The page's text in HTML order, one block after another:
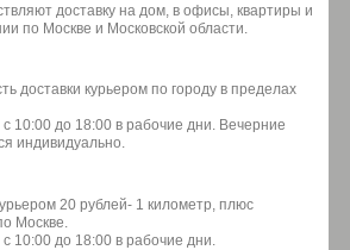
доставку на дом, в офисы, квартиры и
по Москве и Московской области.
доставки курьером по городу в пределах
10:00 до 18:00 в рабочие дни. Вечерние
индивидуально.
20 рублей- 1 километр, плюс
Москве.
10:00 до 18:00 в рабочие дни.